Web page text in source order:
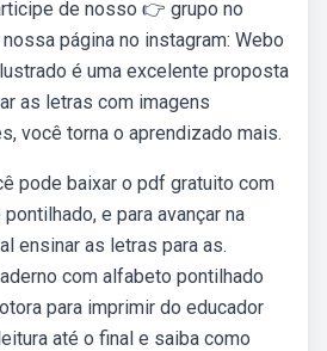
de nosso 👉 grupo no
página no instagram: Webo
é uma excelente proposta
as letras com imagens
você torna o aprendizado mais.
pode baixar o pdf gratuito com
e para avançar na
ensinar as letras para as.
com alfabeto pontilhado
para imprimir do educador
até o final e saiba como